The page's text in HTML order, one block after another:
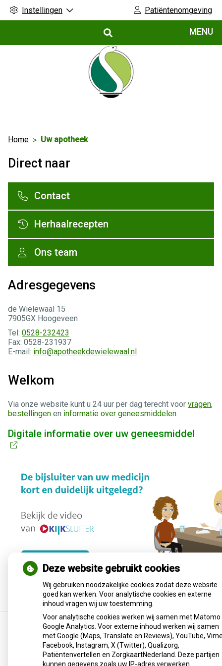
Instellingen Patiëntenomgeving
MENU
Home Uw apotheek
Welkom
Via onze website kunt u 24 uur per dag terecht voor vragen,
bestellingen en informatie over geneesmiddelen.
Digitale informatie over uw geneesmiddel
Direct naar
Contact
Herhaalrecepten
Ons team
Adresgegevens
de Wielewaal 15
7905GX Hoogeveen
Tel: 0528-232423
Fax: 0528-231937
E-mail: info@apotheekdewielewaal.nl
Uw Zorg Online|Beheer
Privacy verklaring|Cookie-instellingen|Voorwaarden
Deze website gebruikt cookies
Wij gebruiken noodzakelijke cookies zodat deze website
goed kan werken. Voor analytische cookies en externe
inhoud vragen wij uw toestemming.
Voor analytische cookies werken wij samen met Matomo
Google Analytics. Voor externe inhoud werken wij samen
met Google (Maps, Translate en Reviews), YouTube,
Facebook, Instagram, X (Twitter), Qualizorg,
Patiëntenvertellen en ZorgkaartNederland. Deze partijen
kunnen gegevens zoals uw IP-adres verwerken.